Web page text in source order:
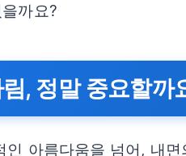
까요?
, 정말 중요할까
인 아름다움을 넘어, 내